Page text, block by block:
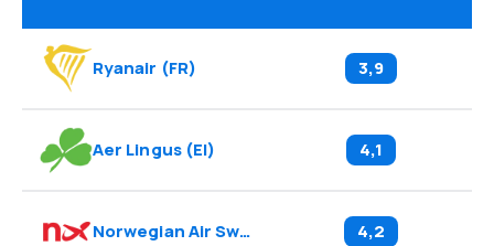
Ryanair (FR) 3,9
Aer Lingus(EI) 4,1
Norwegian Air Sweden 4,2